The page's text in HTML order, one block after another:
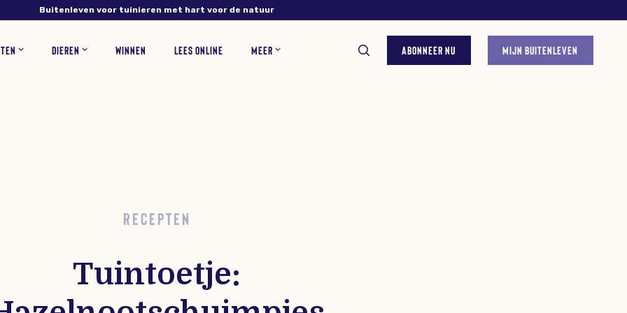
Buitenleven voor tuinieren met hart voor de natuur
DIEREN
WINNEN LEES ONLINE
MEER
ABONNEER NU MIJN BUITENLEVEN
RECEPTEN
Tuintoetje: